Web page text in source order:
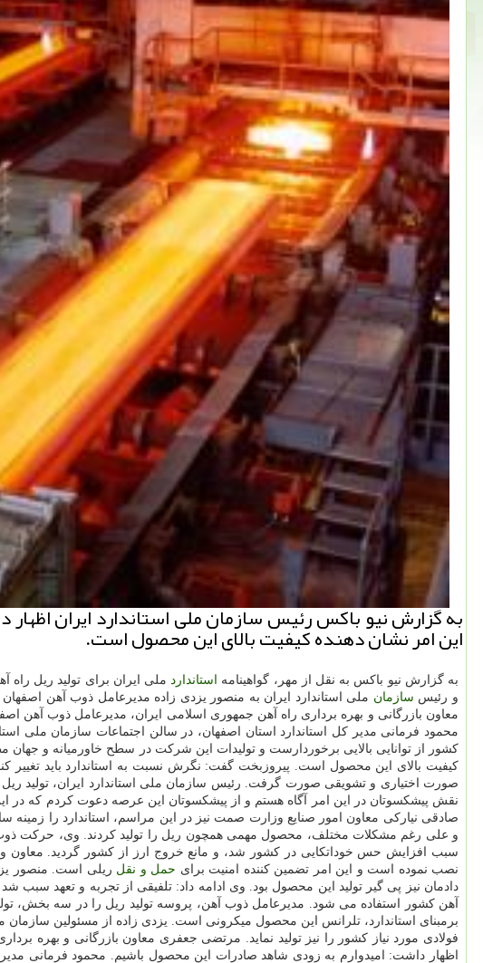
به گزارش نیو باكس رئیس سازمان ملی استاندارد ایران
این امر نشان دهنده كیفیت بالای این محصول است.
به گزارش نیو باکس به نقل از مهر، گواهینامه استاندارد
و رئیس سازمان ملی استاندارد ایران به منصور یزدی زاده مدیرعامل ذوب آهن
معاون بازرگانی و بهره برداری راه آهن جمهوری اسلامی ایران، مدیرعامل ذوب آهن
محمود فرمانی مدیر کل استاندارد استان اصفهان، در سالن اجتماعات سازمان ملی
کشور از توانایی بالایی برخوردارست و تولیدات این شرکت در سطح خاورمیانه و
کیفیت بالای این محصول است. پیروزبخت گفت: نگرش نسبت به استاندارد باید تغییر
صورت اختیاری و تشویقی صورت گرفت. رئیس سازمان ملی استاندارد ایران، تولید ریل
نقش پیشکسوتان در این امر آگاه هستم و از پیشکسوتان این عرصه دعوت کردم که در
صادقی نیارکی معاون امور صنایع وزارت صمت نیز در این مراسم، استاندارد را
و علی رغم مشکلات مختلف، محصول مهمی همچون ریل را تولید کردند. وی، حرکت
سبب افزایش حس خوداتکایی در کشور شد، و مانع خروج ارز از کشور گردید. معاون
نصب نموده است و این امر تضمین کننده امنیت برای حمل و نقل
دادمان نیز پی گیر تولید این محصول بود. وی ادامه داد: تلفیقی از تجربه و تعهد
آهن کشور استفاده می شود. مدیرعامل ذوب آهن، پروسه تولید ریل را در سه بخش،
برمبنای استاندارد، تلرانس این محصول میکرونی است. یزدی زاده از مسئولین سازمان
فولادی مورد نیاز کشور را نیز تولید نماید. مرتضی جعفری معاون بازرگانی و بهره
اظهار داشت: امیدوارم به زودی شاهد صادرات این محصول باشیم. محمود فرمانی